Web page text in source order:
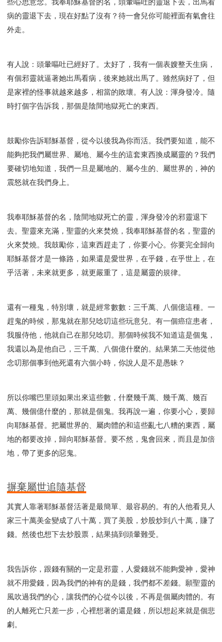
些心思意念。我奉耶穌基督的名，頭暈嘔吐的靈退下去，出馬看
病的靈退下去，現在好點了沒有？待一會兒你可能裡面有氣會往
外走。
有人說：頭暈嘔吐已經好了。太好了，我有一個表嫂整天生病，
有個邪靈就逼著她出馬看病，後來她就出馬了。雖然病好了，但
是家裡的怪事就越來越多，相當的敗壞。有人說：渾身發冷。隨
時打個字告訴我，那個是陰間地獄死亡的東西。
鼓勵你告訴耶穌基督，從今以後我為你而活。我們要知道，能不
能夠把我們屬世界、屬地、屬今生的這套東西換成屬靈的？我們
要確切地知道，我們一旦是屬地的、屬今生的、屬世界的，神的
震怒就在我們身上。
我奉耶穌基督的名，陰間地獄死亡的靈，渾身發冷的邪靈退下
去。聖靈來充滿，聖靈的火來焚燒，我奉耶穌基督的名，聖靈的
火來焚燒。我鼓勵你，這東西趕走了，你要小心。你要完全歸向
耶穌基督才是一條路，如果還是愛世界，在乎錢，在乎世上，在
乎活著，未來就更多，就更嚴重了，這是屬靈的規律。
還有一種鬼，特別壞，就是經常數數：三千萬、八個億這種。一
趕鬼的時候，那鬼就在那兒唸叨這些玩意兒。有一個癌症患者，
我服侍他，他就自己在那兒唸叨。那個時候我不知道這是個鬼，
我還以為是他自己，三千萬、八個億什麼的。結果第二天他從他
念叨那個事到他死還有六個小時，你說人是不是愚昧？
所以你嘴巴里頭如果出來這些數，什麼幾千萬、幾千萬、幾百
萬、幾個億什麼的，那就是個鬼。我再說一遍，你要小心，要歸
向耶穌基督。把屬世界的、屬肉體的和這些亂七八糟的東西，屬
地的都要改掉，歸向耶穌基督。要不然，鬼會回來，而且是加倍
地，帶了更多的惡鬼。
摒棄屬世追隨基督
其實人靠著耶穌基督活著是最簡單、最容易的。有的人他看見人
家三十萬美金變成了八十萬，買了美股，炒股炒到八十萬，賺了
錢。然後也想下去炒股票，結果搞到頭暈難受。
我告訴你，跟錢有關的一定是邪靈，人愛錢就不能夠愛神，愛神
就不用愛錢，因為我們的神有的是錢，我們都不差錢。願聖靈的
風吹過我們的心，讓我們的心從今以後，不再是個屬肉體的。有
的人離死亡只差一步，心裡想著的還是錢，所以想起來就是個悲
劇。